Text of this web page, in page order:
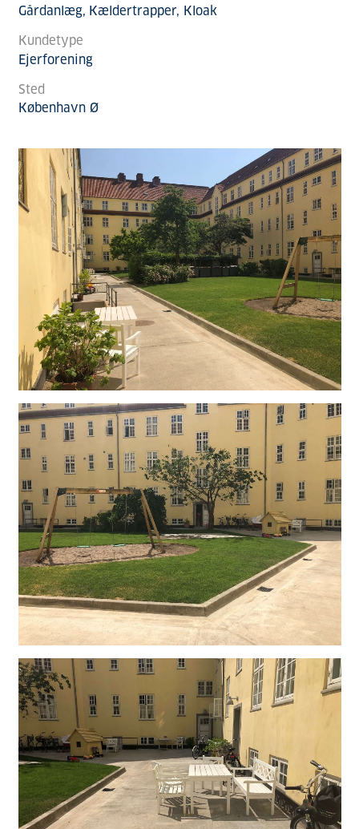
Gårdanlæg
Kældertrapper Kloak
Kundetype
Ejerforening
Sted
København Ø